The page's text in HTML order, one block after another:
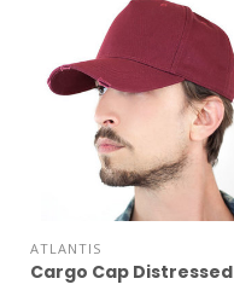
ATLANTIS
Cargo Cap Distressed